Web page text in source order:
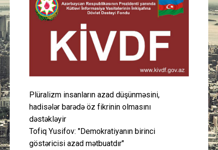
Hadisə
Güney Azərbaycan
Mədəniyyət
İdman
Layihə
Plüralizm insanların azad düşünməsini,
hadisələr barədə öz fikrinin olmasını
dəstəkləyir
Tofiq Yusifov: "Demokratiyanın birinci
göstəricisi azad mətbuatdır"